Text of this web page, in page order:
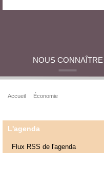
NOUS CONNAÎTRE
Accueil Économie
L'agenda
Flux RSS de l'agenda